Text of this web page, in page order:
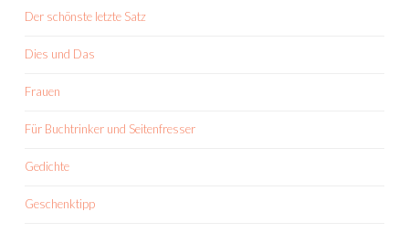
Der schönste letzte Satz
Dies und Das
Frauen
Für Buchtrinker und Seitenfresser
Gedichte
Geschenktipp